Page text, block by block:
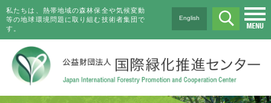
私たちは、熱帯地域の森林保全や気候変動
等の地球環境問題に取り組む技術者集団で
す。
English